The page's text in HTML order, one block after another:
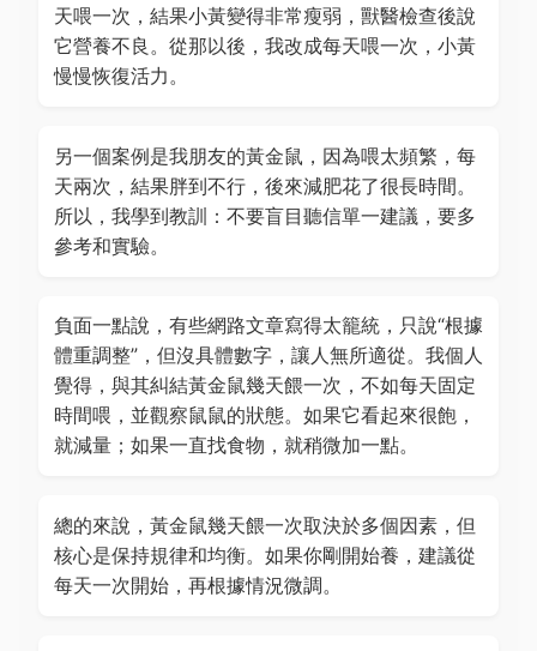
天喂一次，結果小黃變得非常瘦弱，獸醫檢查後說
它營養不良。從那以後，我改成每天喂一次，小黃
慢慢恢復活力。
另一個案例是我朋友的黃金鼠，因為喂太頻繁，每
天兩次，結果胖到不行，後來減肥花了很長時間。
所以，我學到教訓：不要盲目聽信單一建議，要多
參考和實驗。
負面一點說，有些網路文章寫得太籠統，只說“根據
體重調整”，但沒具體數字，讓人無所適從。我個人
覺得，與其糾結黃金鼠幾天餵一次，不如每天固定
時間喂，並觀察鼠鼠的狀態。如果它看起來很飽，
就減量；如果一直找食物，就稍微加一點。
總的來說，黃金鼠幾天餵一次取決於多個因素，但
核心是保持規律和均衡。如果你剛開始養，建議從
每天一次開始，再根據情況微調。